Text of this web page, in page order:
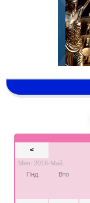
<
Мин: 2016-Май.
Пнд
Вто